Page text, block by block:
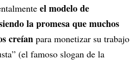
el modelo de
la promesa que muchos
creían para monetizar su trabajo
(el famoso slogan de la